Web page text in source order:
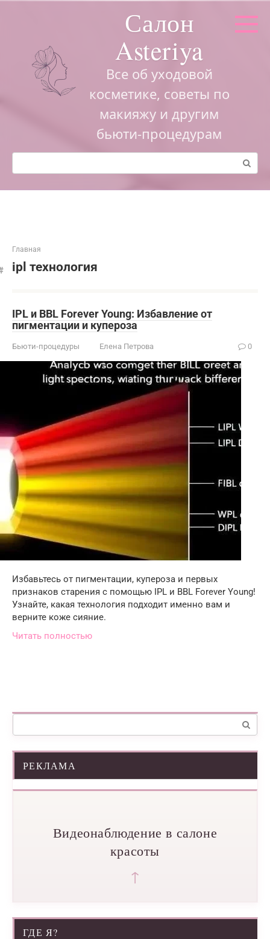
Салон
Asteriya
Все об уходовой
косметике, советы по
макияжу и другим
бьюти-процедурам
Поиск:
Главная
ipl технология
IPL и BBL Forever Young: Избавление от
пигментации и купероза
Бьюти-процедуры Елена Петрова 0
Избавьтесь от пигментации, купероза и первых
признаков старения с помощью IPL и BBL Forever Young!
Узнайте, какая технология подходит именно вам и
верните коже сияние.
Читать полностью
Поиск:
РЕКЛАМА
Видеонаблюдение в салоне
красоты
↑
ГДЕ Я?